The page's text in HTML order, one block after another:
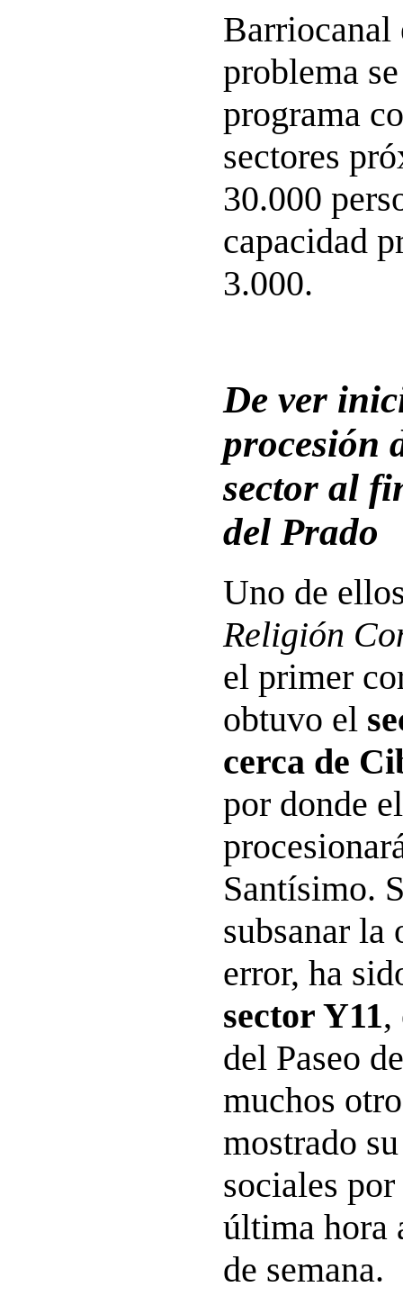
Barriocanal
problema
programa
sectores
30.000
capacidad
3.000.
De ver
procesión
sector al
del Prado
Uno de
Religión
el primer
obtuvo el
cerca de
por donde
Santísimo.
subsanar la
error, ha
sector Y11,
del Paseo
muchos
mostrado
sociales
última hora
de semana.